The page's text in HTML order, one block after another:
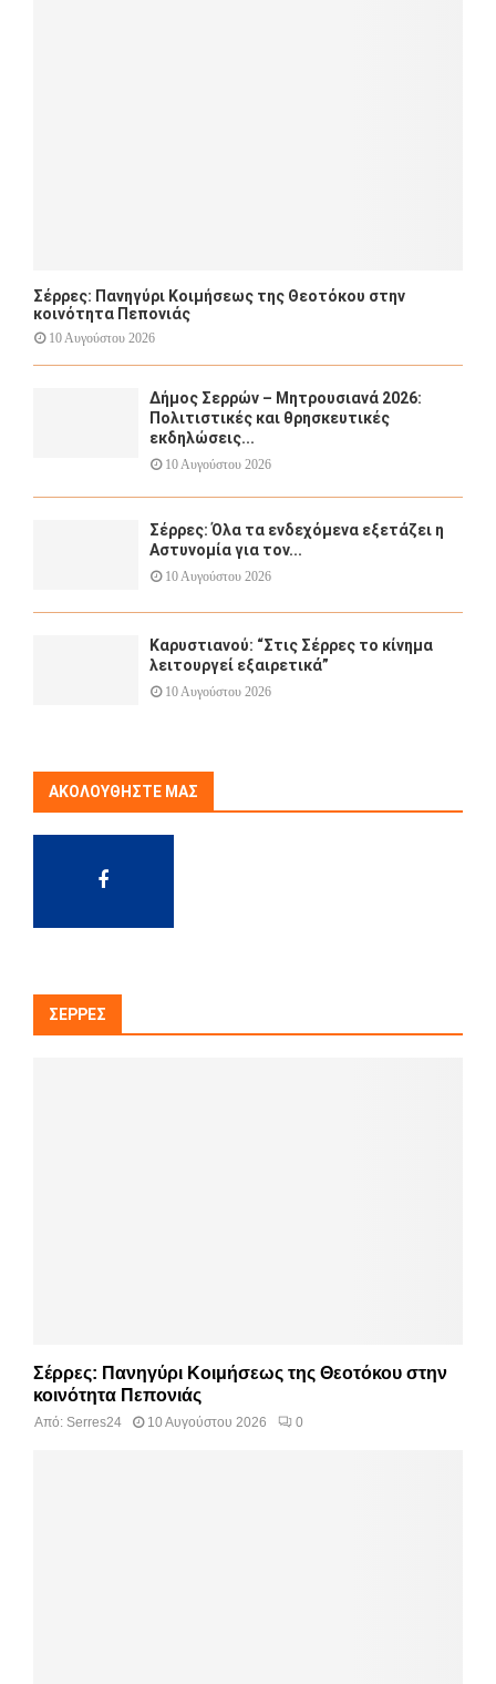
Σέρρες: Πανηγύρι Κοιμήσεως της Θεοτόκου στην
κοινότητα Πεπονιάς
10 Αυγούστου 2026
Δήμος Σερρών – Μητρουσιανά 2026:
Πολιτιστικές και θρησκευτικές
εκδηλώσεις...
10 Αυγούστου 2026
Σέρρες: Όλα τα ενδεχόμενα εξετάζει η
Αστυνομία για τον...
10 Αυγούστου 2026
Καρυστιανού: “Στις Σέρρες το κίνημα
λειτουργεί εξαιρετικά”
10 Αυγούστου 2026
ΑΚΟΛΟΥΘΉΣΤΕ ΜΑΣ
ΣΈΡΡΕΣ
Σέρρες: Πανηγύρι Κοιμήσεως της Θεοτόκου στην
κοινότητα Πεπονιάς
Από: Serres24 10 Αυγούστου 2026 0